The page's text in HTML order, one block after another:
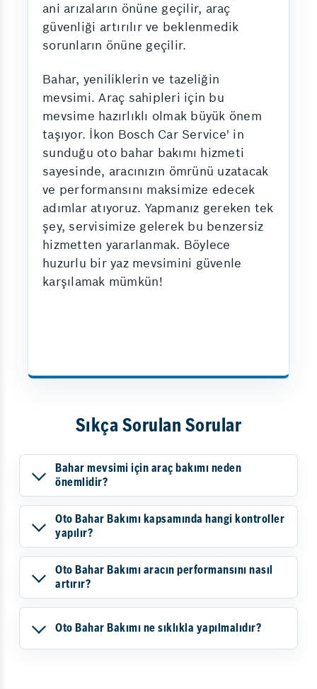
ani arızaların önüne geçilir, araç
güvenliği artırılır ve beklenmedik
sorunların önüne geçilir.
Bahar, yeniliklerin ve tazeliğin
mevsimi. Araç sahipleri için bu
mevsime hazırlıklı olmak büyük önem
taşıyor. İkon Bosch Car Service' in
sunduğu oto bahar bakımı hizmeti
sayesinde, aracınızın ömrünü uzatacak
ve performansını maksimize edecek
adımlar atıyoruz. Yapmanız gereken tek
şey, servisimize gelerek bu benzersiz
hizmetten yararlanmak. Böylece
huzurlu bir yaz mevsimini güvenle
karşılamak mümkün!
Sıkça Sorulan Sorular
Bahar mevsimi için araç bakımı neden
önemlidir?
Oto Bahar Bakımı kapsamında hangi kontroller
yapılır?
Oto Bahar Bakımı aracın performansını nasıl
artırır?
Oto Bahar Bakımı ne sıklıkla yapılmalıdır?